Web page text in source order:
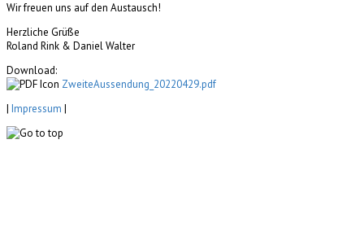
Wir freuen uns auf den Austausch!
Herzliche Grüße
Roland Rink & Daniel Walter
Download:
ZweiteAussendung_20220429.pdf
| Impressum |